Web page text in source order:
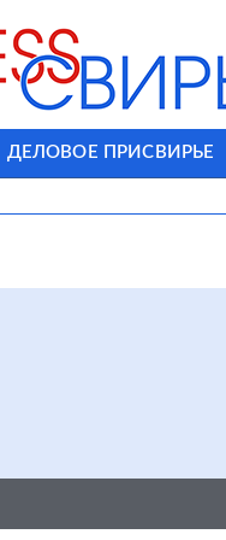
ДЕЛОВОЕ ПРИСВИРЬЕ